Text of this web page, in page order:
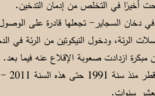
أخيرًا في التخلص من إدمان التدخين.
في دخان السجاير- تجعلها قادرة على
الرئة، ودخول النيكوتين من الرئة
ازدادت صعوبة الإقلاع عنه فيما
سنوات.